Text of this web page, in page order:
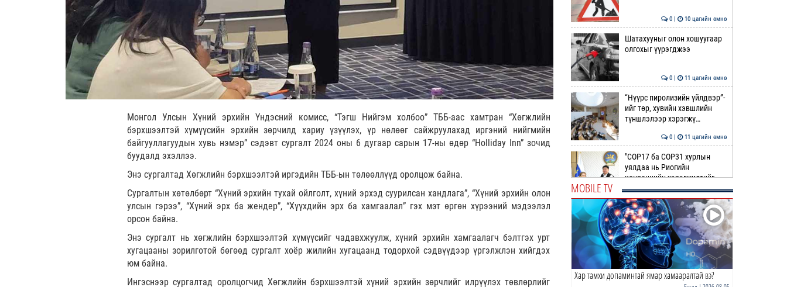
Монгол Улсын Хүний эрхийн Үндэсний комисс, “Тэгш Нийгэм холбоо” ТББ-аас хамтран “Хөгжлийн
бэрхшээлтэй хүмүүсийн эрхийн зөрчилд хариу үзүүлэх, үр нөлөөг сайжруулахад иргэний нийгмийн
байгууллагуудын хувь нэмэр” сэдэвт сургалт 2024 оны 6 дугаар сарын 17-ны өдөр “Holliday Inn” зочид
буудалд эхэллээ.
Энэ сургалтад Хөгжлийн бэрхшээлтэй иргэдийн ТББ-ын төлөөллүүд оролцож байна.
Сургалтын хөтөлбөрт “Хүний эрхийн тухай ойлголт, хүний эрхэд суурилсан хандлага”, “Хүний эрхийн олон
улсын гэрээ”, “Хүний эрх ба жендер”, “Хүүхдийн эрх ба хамгаалал” гэх мэт өргөн хүрээний мэдээлэл
орсон байна.
Энэ сургалт нь хөгжлийн бэрхшээлтэй хүмүүсийг чадавхжуулж, хүний эрхийн хамгаалагч бэлтгэх урт
хугацааны зорилготой бөгөөд сургалт хоёр жилийн хугацаанд тодорхой сэдвүүдээр үргэлжлэн хийгдэх
юм байна.
Ингэснээр сургалтад оролцогчид Хөгжлийн бэрхшээлтэй хүний эрхийн зөрчлийг илрүүлэх төвлөрлийг
0 | 10 цагийн өмнө
Шатахууныг олон хошуугаар
олгохыг үүрэгджээ
0 | 11 цагийн өмнө
“Нүүрс пиролизийн үйлдвэр”-
ийг төр, хувийн хэвшлийн
түншлэлээр хэрэгжү…
0 | 11 цагийн өмнө
"COP17 ба COP31 хурлын
уялдаа нь Риогийн
конвенцийн хэрэгжилтийг
ахиул…
Монгол төрийн парадокс нь
шатахуун
0 | 12 цагийн өмнө
Б.Пүрэвдагва: Найман
MOBILE TV
Хар тамхи допаминтай ямар хамааралтай вэ?